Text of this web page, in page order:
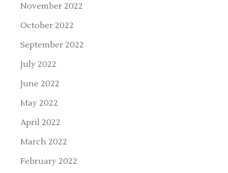
November 2022
October 2022
September 2022
July 2022
June 2022
May 2022
April 2022
March 2022
February 2022